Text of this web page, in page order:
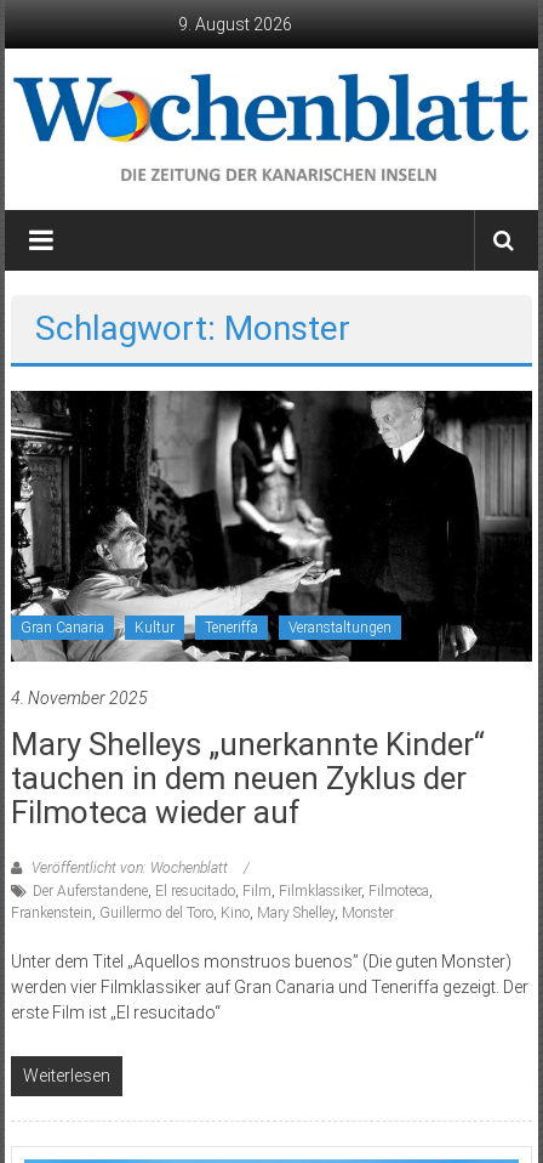
9. August 2026
Wochenblatt
die
Kanarischen
Inseln
Schlagwort: Monster
Gran Canaria Kultur Teneriffa Veranstaltungen
4. November 2025
Mary Shelleys „unerkannte Kinder“
tauchen in dem neuen Zyklus der
Filmoteca wieder auf
Veröffentlicht von: Wochenblatt
Der Auferstandene, El resucitado, Film, Filmklassiker, Filmoteca,
Frankenstein, Guillermo del Toro, Kino, Mary Shelley, Monster
Unter dem Titel „Aquellos monstruos buenos” (Die guten Monster)
werden vier Filmklassiker auf Gran Canaria und Teneriffa gezeigt. Der
erste Film ist „El resucitado“
Weiterlesen